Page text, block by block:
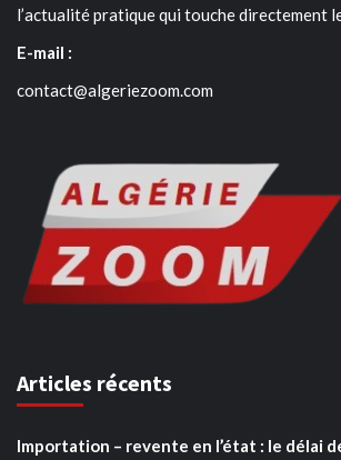
l’actualité pratique qui touche directement
E-mail :
contact@algeriezoom.com
Articles récents
Importation – revente en l’état : le délai